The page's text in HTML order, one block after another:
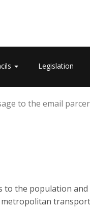
Legislation
to the email
the population